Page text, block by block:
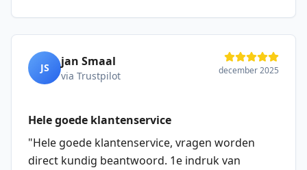
JS jan Smaal
via Trustpilot december 2025
Hele goede klantenservice
"Hele goede klantenservice, vragen worden
direct kundig beantwoord. 1e indruk van